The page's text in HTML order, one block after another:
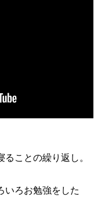
ことの繰り返し。
いろお勉強をした